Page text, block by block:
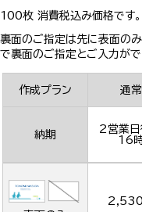
100枚 消費税込み価格です。
裏面のご指定は先に表面の
で裏面のご指定とご入力がで
作成プラン 通常
納期
2営業日
16
2,530